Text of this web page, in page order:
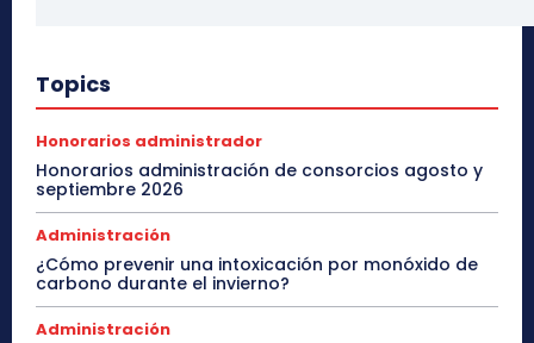
Topics
Honorarios administrador
Honorarios administración de consorcios agosto y
septiembre 2026
Administración
¿Cómo prevenir una intoxicación por monóxido de
carbono durante el invierno?
Administración